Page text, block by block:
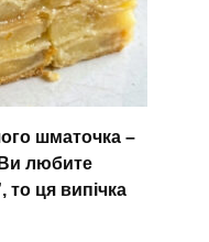
шматочка –
любите
то ця випічка